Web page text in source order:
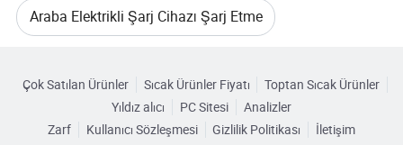
Araba Elektrikli Şarj Cihazı Şarj Etme
Elektrikli Araç Şarj İstasyonu Şirketleri
Çok Satılan Ürünler Sıcak Ürünler Fiyatı
Toptan Sıcak Ürünler
Yıldız alıcı
PC Sitesi
Analizler
Zarf
Kullanıcı Sözleşmesi Gizlilik Politikası İletişim